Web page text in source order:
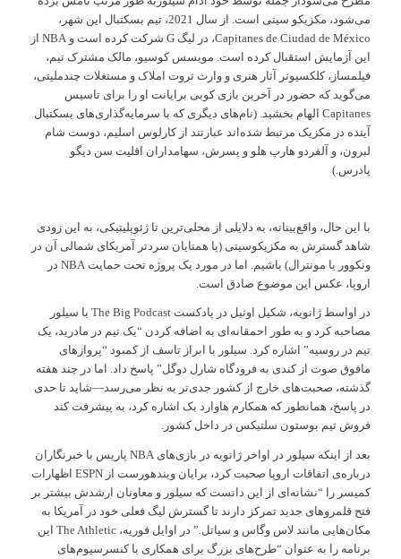
می‌شود، مکزیکو سیتی است. از سال 2021، تیم بسکتبال این شهر،
Capitanes de Ciudad de México، در لیگ G شرکت کرده است و NBA از
این آزمایش استقبال کرده است. مویسس کوسیو، مالک مشترک تیم،
فیلمساز، کلکسیونر آثار هنری و وارث ثروت املاک و مستغلات چندملیتی،
می‌گوید که حضور در آخرین بازی کوبی برایانت او را برای تاسیس
Capitanes الهام بخشید. (نام‌های دیگری که با سرمایه‌گذاری‌های بسکتبال
آینده در مکزیک مرتبط شده‌اند عبارتند از کارلوس اسلیم، دوست شام
لبرون، و آلفردو هارپ هلو و پسرش، سهامداران اقلیت سن دیگو
پادرس.)
با این حال، واقع‌بینانه، به دلایلی از محلی‌ترین تا ژئوپلیتیکی، به این زودی
شاهد گسترش به مکزیکوسیتی (یا همتایان سردتر آمریکای شمالی آن در
ونکوور یا مونترال) باشیم. اما در مورد یک پروژه تحت حمایت NBA در
اروپا، عکس این موضوع صادق است.
در اواسط ژانویه، شکیل اونیل در پادکست The Big Podcast با سیلور
مصاحبه کرد و به طور احمقانه‌ای به اضافه کردن “یک تیم در مادرید، یک
تیم در روسیه” اشاره کرد. سیلور با ابراز تاسف از کمبود “پروازهای
مافوق صوت از کندی به فرودگاه شارل دوگل” پاسخ داد. اما در چند هفته
گذشته، صحبت‌های خارج از کشور جدی‌تر به نظر می‌رسد—شاید تا حدی
در پاسخ، همانطور که همکارم هاوارد بک اشاره کرد، به پیشرفت کند
فروش تیم بوستون سلتیکس در داخل کشور.
بعد از اینکه سیلور در اواخر ژانویه در بازی‌های NBA پاریس با خبرنگاران
درباره‌ی اتفاقات اروپا صحبت کرد، برایان ویندهورست از ESPN اظهارات
کمیسر را “نشانه‌ای از این دانست که سیلور و معاونان ارشدش بیشتر بر
فتح قلمروهای جدید تمرکز دارند تا گسترش لیگ فعلی خود در آمریکا به
مکان‌هایی مانند لاس وگاس و سیاتل.” در اوایل فوریه، The Athletic این
برنامه را به عنوان “طرح‌های بزرگ برای همکاری با کنسرسیوم‌های